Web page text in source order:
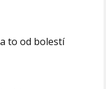
to od bolestí